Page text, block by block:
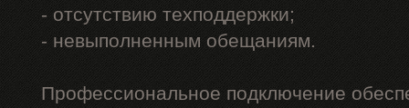
- отсутствию техподдержки;
- невыполненным обещаниям.
Профессиональное подключение